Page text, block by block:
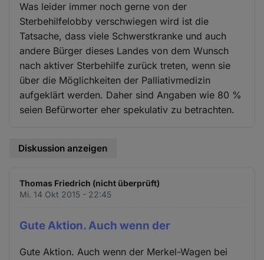
Was leider immer noch gerne von der
Sterbehilfelobby verschwiegen wird ist die
Tatsache, dass viele Schwerstkranke und auch
andere Bürger dieses Landes von dem Wunsch
nach aktiver Sterbehilfe zurück treten, wenn sie
über die Möglichkeiten der Palliativmedizin
aufgeklärt werden. Daher sind Angaben wie 80 %
seien Befürworter eher spekulativ zu betrachten.
Diskussion anzeigen
Thomas Friedrich (nicht überprüft)
Mi. 14 Okt 2015 - 22:45
Gute Aktion. Auch wenn der
Gute Aktion. Auch wenn der Merkel-Wagen bei